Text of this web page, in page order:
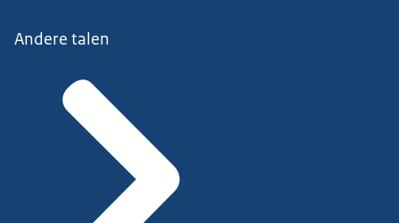
Andere talen